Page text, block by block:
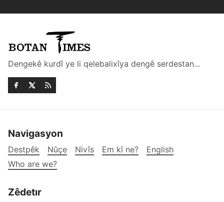
Dengekê kurdî ye li qelebalixîya dengê serdestan...
Navigasyon
Destpêk Nûçe Nivîs Em kî ne?
English
Who are we?
Zêdetır